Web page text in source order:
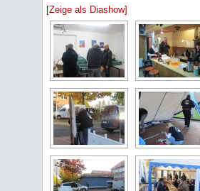
[Zeige als Diashow]